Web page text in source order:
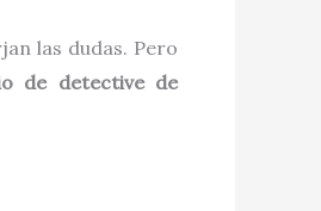
las dudas. Pero
de detective de